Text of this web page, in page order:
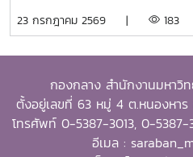
ด้านการพัฒนาการศึกษา การเกษ
สร้างความร่วมมือระหว่างสถาบั
ขยายผลอย่างต่อเนื่องตลอดเส้นท
มหาวิทยาลัยSEARCA ยกย่องภ
ชุมชนอย่างยั่งยืนการได้รับรางวัล
รองศาสตราจารย์ ดร.วีระพล ทอ
นานาชาติต่อภาวะผู้นำและความมุ่
กองกลางเข้าโครงการการศึกษา
ประยุกต์ใช้ AI ในการปฎิบัติงาน
สำนักงานอธิการบดี มหาวิทยาลัย
จาก รองศาสตราจารย์ ดร.ภัทร
ทรัพยากรบุคคล , ดร.กิตติ์ เธียร
23 กรกฎาคม 2569 | 183
กองกลาง สำนักงานมหาวิ
ตั้งอยู่เลขที่ 63 หมู่ 4 ต.หนองหาร
โทรศัพท์ 0-5387-3013, 0-5387-
อีเมล :